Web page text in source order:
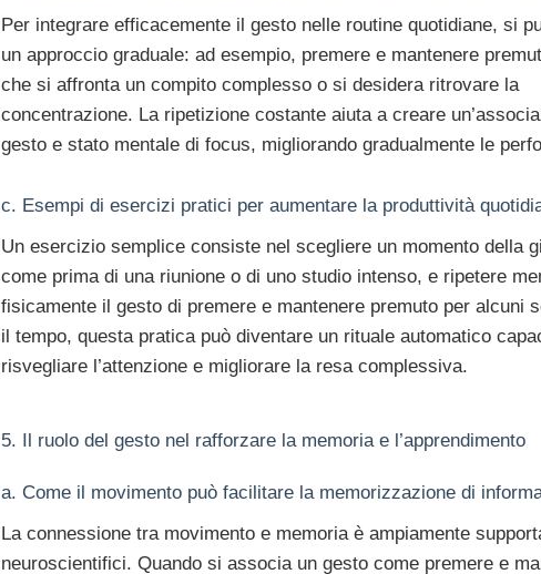
Per integrare efficacemente il gesto nelle routine quotidiane, si
un approccio graduale: ad esempio, premere e mantenere
che si affronta un compito complesso o si desidera ritrovare la
concentrazione. La ripetizione costante aiuta a creare
gesto e stato mentale di focus, migliorando gradualmente le
c. Esempi di esercizi pratici per aumentare la produttività
Un esercizio semplice consiste nel scegliere un momento della
come prima di una riunione o di uno studio intenso, e ripetere
fisicamente il gesto di premere e mantenere premuto per alcuni
il tempo, questa pratica può diventare un rituale automatico
risvegliare l’attenzione e migliorare la resa complessiva.
5. Il ruolo del gesto nel rafforzare la memoria e l’apprendimento
a. Come il movimento può facilitare la memorizzazione di
La connessione tra movimento e memoria è ampiamente
neuroscientifici. Quando si associa un gesto come premere e